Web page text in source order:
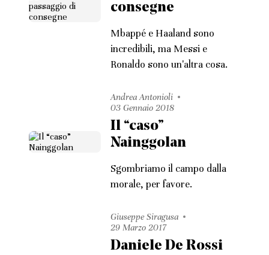
consegne
Mbappé e Haaland sono
incredibili, ma Messi e
Ronaldo sono un'altra cosa.
Andrea Antonioli
03 Gennaio 2018
Il “caso”
Nainggolan
Sgombriamo il campo dalla
morale, per favore.
Giuseppe Siragusa
29 Marzo 2017
Daniele De Rossi